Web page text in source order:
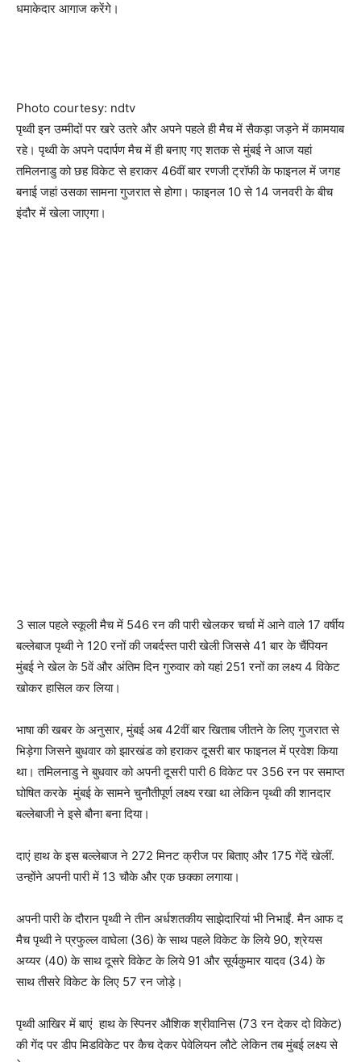
धमाकेदार आगाज करेंगे।
Photo courtesy: ndtv
पृथ्‍वी इन उम्‍मीदों पर खरे उतरे और अपने पहले ही मैच में सैकड़ा जड़ने में कामयाब
रहे। पृथ्‍वी के अपने पदार्पण मैच में ही बनाए गए शतक से मुंबई ने आज यहां
तमिलनाडु को छह विकेट से हराकर 46वीं बार रणजी ट्रॉफी के फाइनल में जगह
बनाई जहां उसका सामना गुजरात से होगा। फाइनल 10 से 14 जनवरी के बीच
इंदौर में खेला जाएगा।
3 साल पहले स्कूली मैच में 546 रन की पारी खेलकर चर्चा में आने वाले 17 वर्षीय
बल्लेबाज पृथ्वी ने 120 रनों की जबर्दस्त पारी खेली जिससे 41 बार के चैंपियन
मुंबई ने खेल के 5वें और अंतिम दिन गुरुवार को यहां 251 रनों का लक्ष्य 4 विकेट
खोकर हासिल कर लिया।
भाषा की खबर के अनुसार, मुंबई अब 42वीं बार खिताब जीतने के लिए गुजरात से
भिड़ेगा जिसने बुधवार को झारखंड को हराकर दूसरी बार फाइनल में प्रवेश किया
था। तमिलनाडु ने बुधवार को अपनी दूसरी पारी 6 विकेट पर 356 रन पर समाप्त
घोषित करके मुंबई के सामने चुनौतीपूर्ण लक्ष्य रखा था लेकिन पृथ्वी की शानदार
बल्लेबाजी ने इसे बौना बना दिया।
दाएं हाथ के इस बल्लेबाज ने 272 मिनट क्रीज पर बिताए और 175 गेंदें खेलीं.
उन्‍होंने अपनी पारी में 13 चौके और एक छक्का लगाया।
अपनी पारी के दौरान पृथ्‍वी ने तीन अर्धशतकीय साझेदारियां भी निभाईं. मैन आफ द
मैच पृथ्वी ने प्रफुल्ल वाघेला (36) के साथ पहले विकेट के लिये 90, श्रेयस
अय्यर (40) के साथ दूसरे विकेट के लिये 91 और सूर्यकुमार यादव (34) के
साथ तीसरे विकेट के लिए 57 रन जोड़े।
पृथ्वी आखिर में बाएं हाथ के स्पिनर औशिक श्रीवानिस (73 रन देकर दो विकेट)
की गेंद पर डीप मिडविकेट पर कैच देकर पेवेलियन लौटे लेकिन तब मुंबई लक्ष्य से